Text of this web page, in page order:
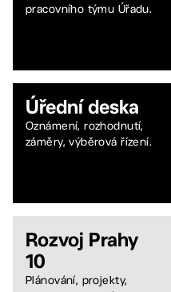
pracovního týmu Úřadu.
Úřední deska
Oznámení, rozhodnutí,
záměry, výběrová řízení.
Rozvoj Prahy
10
Plánování, projekty,